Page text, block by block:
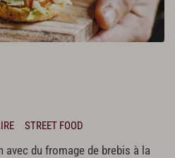
STREET FOOD
avec du fromage de brebis à la